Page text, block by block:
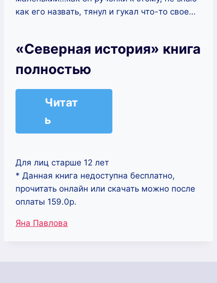
как его назвать, тянул и гукал что-то свое…
«Северная история» книга
полностью
Читат
ь
Для лиц старше 12 лет
* Данная книга недоступна бесплатно,
прочитать онлайн или скачать можно после
оплаты 159.0р.
Метки
Яна Павлова